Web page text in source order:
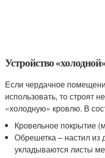
Устройство
Если чердачное
использовать, то строят
«холодную» кровлю. В
Кровельное покрытие
Обрешетка – настил из
укладываются листы